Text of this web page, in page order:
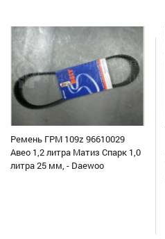
Ремень ГРМ 109z 96610029
Авео 1,2 литра Матиз Спарк 1,0
литра 25 мм, - Daewoo